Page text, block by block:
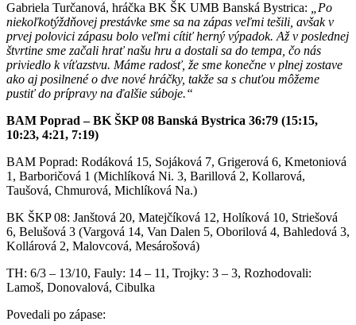
Gabriela Turčanová, hráčka BK ŠK UMB Banská Bystrica: „Po
niekoľkotýždňovej prestávke sme sa na zápas veľmi tešili, avšak v
prvej polovici zápasu bolo veľmi cítiť herný výpadok. Až v poslednej
štvrtine sme začali hrať našu hru a dostali sa do tempa, čo nás
priviedlo k víťazstvu. Máme radosť, že sme konečne v plnej zostave
ako aj posilnené o dve nové hráčky, takže sa s chuťou môžeme
pustiť do prípravy na ďalšie súboje.“
BAM Poprad – BK ŠKP 08 Banská Bystrica 36:79 (15:15,
10:23, 4:21, 7:19)
BAM Poprad: Rodáková 15, Sojáková 7, Grigerová 6, Kmetoniová
1, Barboričová 1 (Michlíková Ni. 3, Barillová 2, Kollarová,
Taušová, Chmurová, Michlíková Na.)
BK ŠKP 08: Janštová 20, Matejčíková 12, Holíková 10, Striešová
6, Belušová 3 (Vargová 14, Van Dalen 5, Oborilová 4, Bahledová 3,
Kollárová 2, Malovcová, Mesárošová)
TH: 6/3 – 13/10, Fauly: 14 – 11, Trojky: 3 – 3, Rozhodovali:
Lamoš, Donovalová, Cibulka
Povedali po zápase: